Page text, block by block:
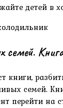
семей.
книги,
семей.
перейти на